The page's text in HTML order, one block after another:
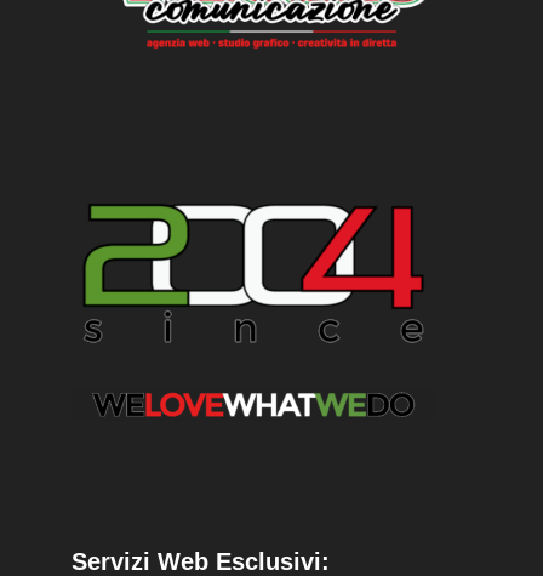
Servizi Web Esclusivi: